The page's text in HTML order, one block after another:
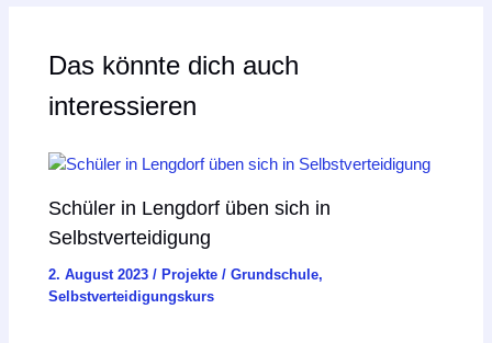
Das könnte dich auch
interessieren
Schüler in Lengdorf üben sich in
Selbstverteidigung
2. August 2023/Projekte /Grundschule,
Selbstverteidigungskurs